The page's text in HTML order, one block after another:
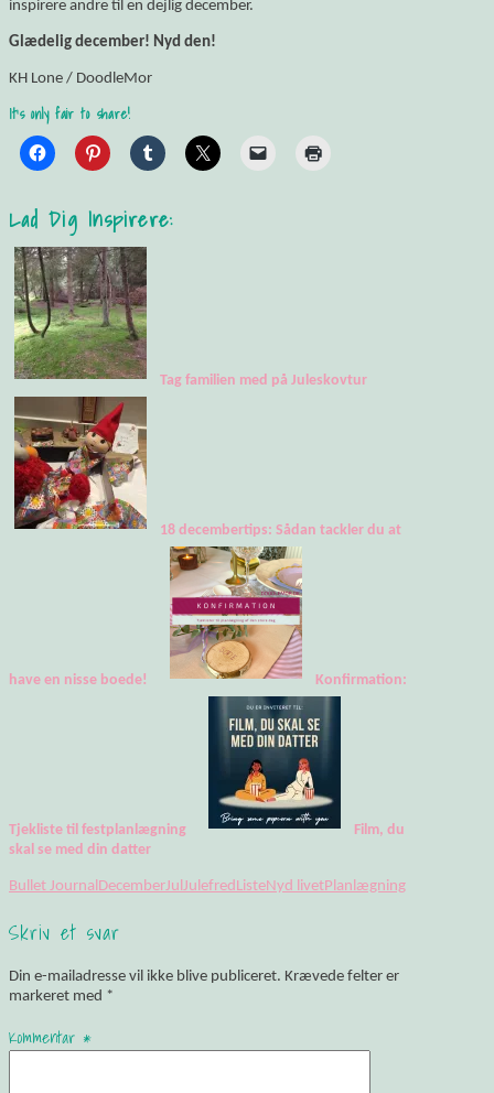
inspirere andre til en dejlig december.
Glædelig december! Nyd den!
KH Lone / DoodleMor
It's only fair to share!
Lad Dig Inspirere:
Tag familien med på Juleskovtur
18 decembertips: Sådan tackler du at
have en nisse boede! Konfirmation:
Tjekliste til festplanlægning
Film, du
skal se med din datter
Bullet JournalDecemberJulJulefredListeNyd livetPlanlægning
Skriv et svar
Din e-mailadresse vil ikke blive publiceret. Krævede felter er
markeret med *
Kommentar *